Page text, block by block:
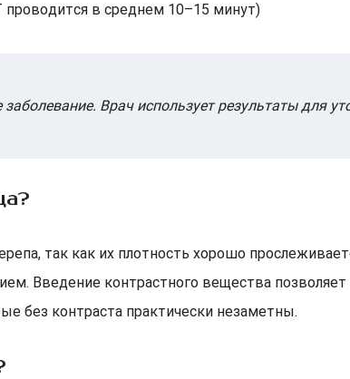
проводится в среднем 10–15 минут)
Врач использует результаты для
так как их плотность хорошо
Введение контрастного вещества позволяет
без контраста практически незаметны.